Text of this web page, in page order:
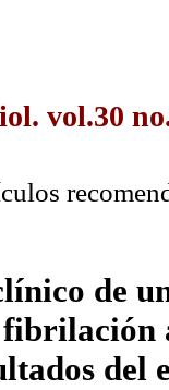
vol.30
de
del